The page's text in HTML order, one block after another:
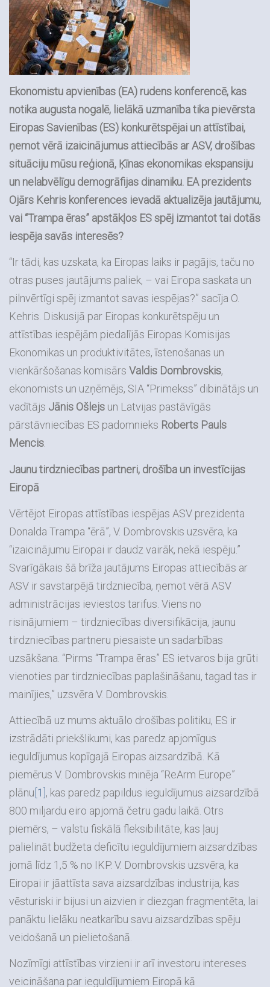
Ekonomistu apvienības (EA) rudens konferencē, kas
notika augusta nogalē, lielākā uzmanība tika pievērsta
Eiropas Savienības (ES) konkurētspējai un attīstībai,
ņemot vērā izaicinājumus attiecībās ar ASV, drošības
situāciju mūsu reģionā, Ķīnas ekonomikas ekspansiju
un nelabvēlīgu demogrāfijas dinamiku. EA prezidents
Ojārs Kehris konferences ievadā aktualizēja jautājumu,
vai “Trampa ēras” apstākļos ES spēj izmantot tai dotās
iespēja savās interesēs?
“Ir tādi, kas uzskata, ka Eiropas laiks ir pagājis, taču no
otras puses jautājums paliek, – vai Eiropa saskata un
pilnvērtīgi spēj izmantot savas iespējas?” sacīja O.
Kehris. Diskusijā par Eiropas konkurētspēju un
attīstības iespējām piedalījās Eiropas Komisijas
Ekonomikas un produktivitātes, īstenošanas un
vienkāršošanas komisārs Valdis Dombrovskis,
ekonomists un uzņēmējs, SIA “Primekss” dibinātājs un
vadītājs Jānis Ošlejs un Latvijas pastāvīgās
pārstāvniecības ES padomnieks Roberts Pauls
Mencis.
Jaunu tirdzniecības partneri, drošība un investīcijas
Eiropā
Vērtējot Eiropas attīstības iespējas ASV prezidenta
Donalda Trampa “ērā”, V. Dombrovskis uzsvēra, ka
“izaicinājumu Eiropai ir daudz vairāk, nekā iespēju.”
Svarīgākais šā brīža jautājums Eiropas attiecībās ar
ASV ir savstarpējā tirdzniecība, ņemot vērā ASV
administrācijas ieviestos tarifus. Viens no
risinājumiem – tirdzniecības diversifikācija, jaunu
tirdzniecības partneru piesaiste un sadarbības
uzsākšana. “Pirms “Trampa ēras” ES ietvaros bija grūti
vienoties par tirdzniecības paplašināšanu, tagad tas ir
mainījies,” uzsvēra V. Dombrovskis.
Attiecībā uz mums aktuālo drošības politiku, ES ir
izstrādāti priekšlikumi, kas paredz apjomīgus
ieguldījumus kopīgajā Eiropas aizsardzībā. Kā
piemērus V. Dombrovskis minēja “ReArm Europe”
plānu[1], kas paredz papildus ieguldījumus aizsardzībā
800 miljardu eiro apjomā četru gadu laikā. Otrs
piemērs, – valstu fiskālā fleksibilitāte, kas ļauj
palielināt budžeta deficītu ieguldījumiem aizsardzības
jomā līdz 1,5 % no IKP. V. Dombrovskis uzsvēra, ka
Eiropai ir jāattīsta sava aizsardzības industrija, kas
vēsturiski ir bijusi un aizvien ir diezgan fragmentēta, lai
panāktu lielāku neatkarību savu aizsardzības spēju
veidošanā un pielietošanā.
Nozīmīgi attīstības virzieni ir arī investoru intereses
veicināšana par ieguldījumiem Eiropā kā